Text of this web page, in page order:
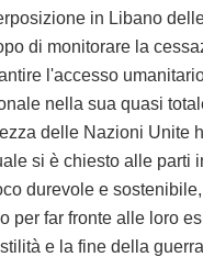
in Libano
di monitorare la
l'accesso
sua quasi totale
delle Nazioni Unite
si è chiesto alle
durevole e
per far fronte alle loro
la fine della guerra